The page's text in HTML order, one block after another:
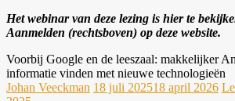
Het webinar van deze lezing is hier te
Aanmelden (rechtsboven) op deze website.
Voorbij Google en de leeszaal: makkelijker
informatie vinden met nieuwe technologieën
Johan Veeckman 18 juli 202518 april 2026